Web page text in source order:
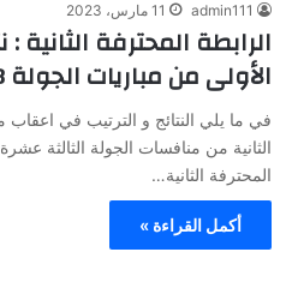
admin111 11 مارس، 2023
الرابطة المحترفة الثانية :
الأولى من مباريات الجولة 13 والترتيب
في ما يلي النتائج و الترتيب في اعقاب
الثانية من منافسات الجولة الثالثة
المحترفة الثانية…
أكمل القراءة »